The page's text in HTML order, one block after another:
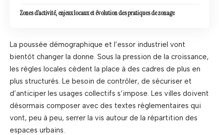
Zones d’activité, enjeux locaux et évolution des pratiques de zonage
La poussée démographique et l’essor industriel vont
bientôt changer la donne. Sous la pression de la croissance,
les règles locales cèdent la place à des cadres de plus en
plus structurés. Le besoin de contrôler, de sécuriser et
d’anticiper les usages collectifs s’impose. Les villes doivent
désormais composer avec des textes réglementaires qui
vont, peu à peu, serrer la vis autour de la répartition des
espaces urbains.